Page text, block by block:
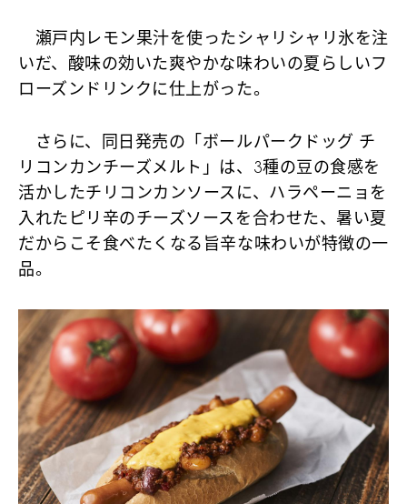
瀬戸内レモン果汁を使ったシャリシャリ氷を注
いだ、酸味の効いた爽やかな味わいの夏らしいフ
ローズンドリンクに仕上がった。
さらに、同日発売の「ボールパークドッグ チ
リコンカンチーズメルト」は、3種の豆の食感を
活かしたチリコンカンソースに、ハラペーニョを
入れたピリ辛のチーズソースを合わせた、暑い夏
だからこそ食べたくなる旨辛な味わいが特徴の一
品。